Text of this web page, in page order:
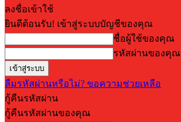
ลงชื่อเข้าใช้
ยินดีต้อนรับ! เข้าสู่ระบบบัญชีของคุณ
ชื่อผู้ใช้ของคุณ
รหัสผ่านของคุณ
ลืมรหัสผ่านหรือไม่? ขอความช่วยเหลือ
กู้คืนรหัสผ่าน
กู้คืนรหัสผ่านของคุณ